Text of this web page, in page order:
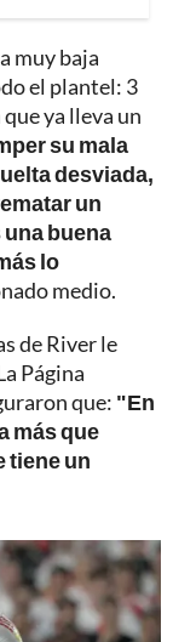
muy baja
el plantel: 3
ya lleva un
su mala
desviada,
un
buena
lo
medio.
de River le
Página
que: "En
más que
tiene un